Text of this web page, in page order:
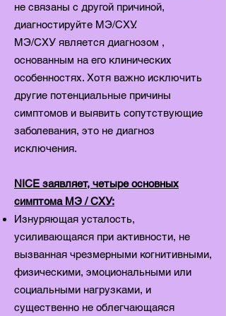
не связаны с другой причиной,
диагностируйте МЭ/СХУ.
MЭ/CХУ является диагнозом ,
основанным на его клинических
особенностях. Хотя важно исключить
другие потенциальные причины
симптомов и выявить сопутствующие
заболевания, это не диагноз
исключения.
NICE заявляет, четыре основных
симптома MЭ / CХУ:
Изнуряющая усталость,
усиливающаяся при активности, не
вызванная чрезмерными когнитивными,
физическими, эмоциональными или
социальными нагрузками, и
существенно не облегчающаяся